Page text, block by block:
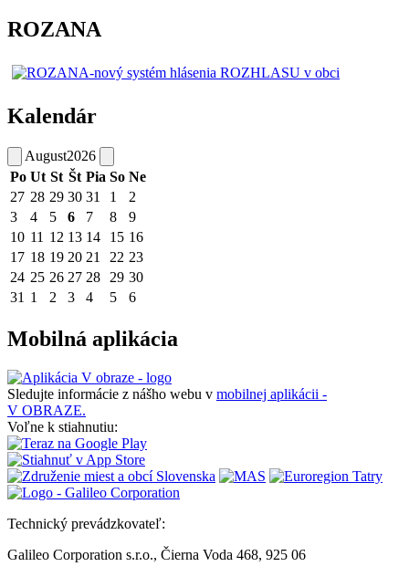
ROZANA
Kalendár
August2026
Po Ut St Št Pia So Ne
27 28 29 30 31 1
2
3
4 5 6 7 8
9
10 11 12 13 14 15 16
17 18 19 20 21 22 23
24 25 26 27 28 29 30
31 1 2 3 4 5 6
Mobilná aplikácia
Sledujte informácie z nášho webu v mobilnej aplikácii -
V OBRAZE.
Voľne k stiahnutiu:
Technický prevádzkovateľ:
Galileo Corporation s.r.o., Čierna Voda 468, 925 06